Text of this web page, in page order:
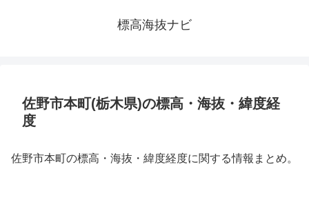
標高海抜ナビ
佐野市本町(栃木県)の標高・海抜・緯度経
度
佐野市本町の標高・海抜・緯度経度に関する情報まとめ。